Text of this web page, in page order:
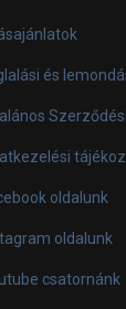
és
oldalunk
oldalunk
csatornánk